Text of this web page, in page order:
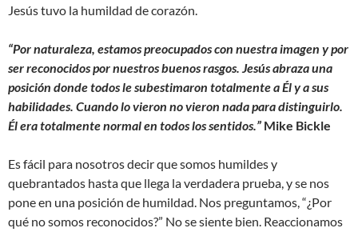
Jesús tuvo la humildad de corazón.
“Por naturaleza, estamos preocupados con nuestra imagen y por
ser reconocidos por nuestros buenos rasgos. Jesús abraza una
posición donde todos le subestimaron totalmente a Él y a sus
habilidades. Cuando lo vieron no vieron nada para distinguirlo.
Él era totalmente normal en todos los sentidos.” Mike Bickle
Es fácil para nosotros decir que somos humildes y
quebrantados hasta que llega la verdadera prueba, y se nos
pone en una posición de humildad. Nos preguntamos, “¿Por
qué no somos reconocidos?” No se siente bien. Reaccionamos